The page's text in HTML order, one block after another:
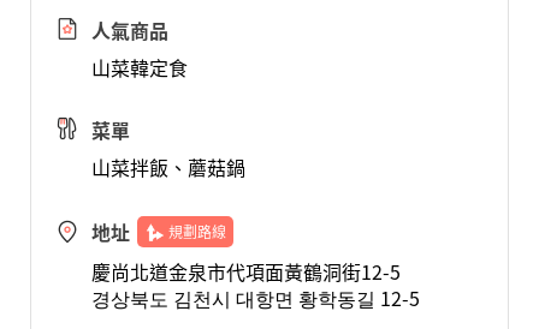
人氣商品
山菜韓定食
菜單
山菜拌飯、蘑菇鍋
地址 規劃路線
慶尚北道金泉市代項面黃鶴洞街12-5
경상북도 김천시 대항면 황학동길 12-5